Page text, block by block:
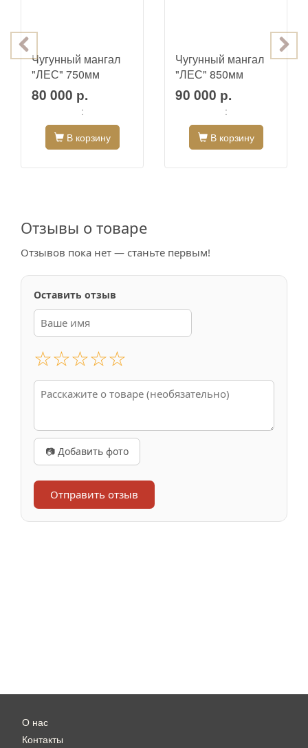
Чугунный мангал
"ЛЕС" 750мм
80 000 р.
:
В корзину
Чугунный мангал
"ЛЕС" 850мм
90 000 р.
:
В корзину
Отзывы о товаре
Отзывов пока нет — станьте первым!
Оставить отзыв
☆☆☆☆☆
📷 Добавить фото
Отправить отзыв
О нас
Контакты